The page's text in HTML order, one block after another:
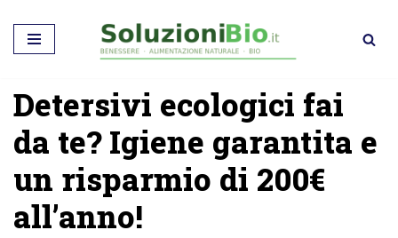
Vai
contenuto
Detersivi ecologici fai
da te? Igiene garantita e
un risparmio di 200€
all’anno!